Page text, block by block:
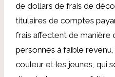
de dollars de frais de
titulaires de comptes
frais affectent de manière
personnes à faible
couleur et les jeunes, qui